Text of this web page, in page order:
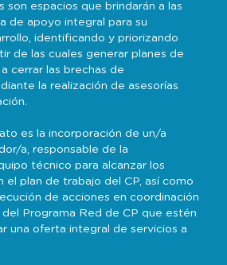
son espacios que brindarán a las
de apoyo integral para su
identificando y priorizando
de las cuales generar planes de
cerrar las brechas de
la realización de asesorías
es la incorporación de un/a
a, responsable de la
técnico para alcanzar los
el plan de trabajo del CP, así como
de acciones en coordinación
Programa Red de CP que estén
una oferta integral de servicios a